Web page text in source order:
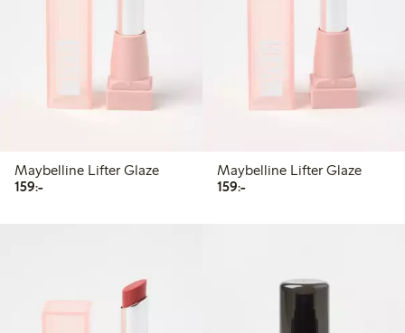
Maybelline Lifter Glaze
159:-159,00 kr
Maybelline Lifter Glaze
159:-159,00 kr